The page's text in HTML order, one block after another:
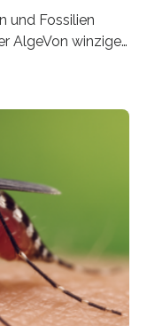
und Fossilien
AlgeVon winzigen
Jahren
Gruppe heraus,
die
Einige Arten
Geflechte
ist: Die